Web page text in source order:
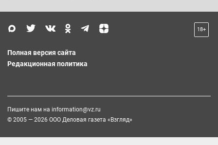
18+
Полная версия сайта
Редакционная политика
Пишите нам на information@vz.ru
© 2005 — 2026 ООО Деловая газета «Взгляд»